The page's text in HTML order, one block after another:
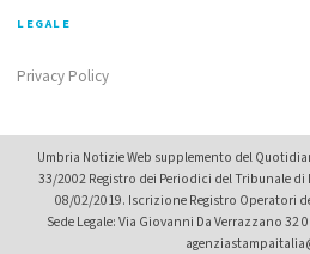
LEGALE
Privacy Policy
Umbria Notizie Web supplemento del
33/2002 Registro dei Periodici del Tribunale
08/02/2019. Iscrizione Registro Operatori
Sede Legale: Via Giovanni Da Verrazzano 32